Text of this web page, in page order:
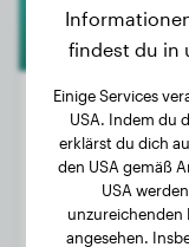
Gewicht:
Geschlecht:
findest du in
Einige Services
USA. Indem du
erklärst du dich
den USA gemäß
USA
unzureichenden
angesehen.